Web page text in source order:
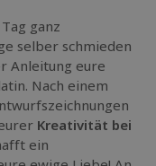
ganz
selber schmieden
Anleitung eure
Nach einem
Kreativität bei
ein